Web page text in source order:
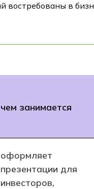
востребованы в
чем занимается
оформляет
презентации для
инвесторов,